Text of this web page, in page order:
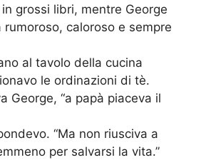
grossi libri, mentre George
rumoroso, caloroso e sempre
al tavolo della cucina
le ordinazioni di tè.
George, “a papà piaceva il
“Ma non riusciva a
per salvarsi la vita.”